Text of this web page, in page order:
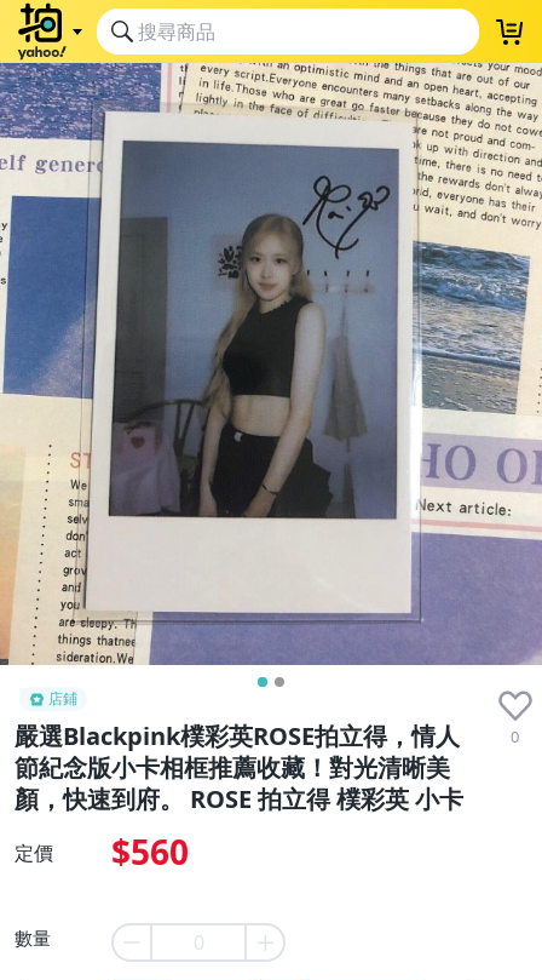
店鋪
嚴選Blackpink樸彩英ROSE拍立得，情人
節紀念版小卡相框推薦收藏！對光清晰美
顏，快速到府。 ROSE 拍立得 樸彩英 小卡
0
定價 $560
數量